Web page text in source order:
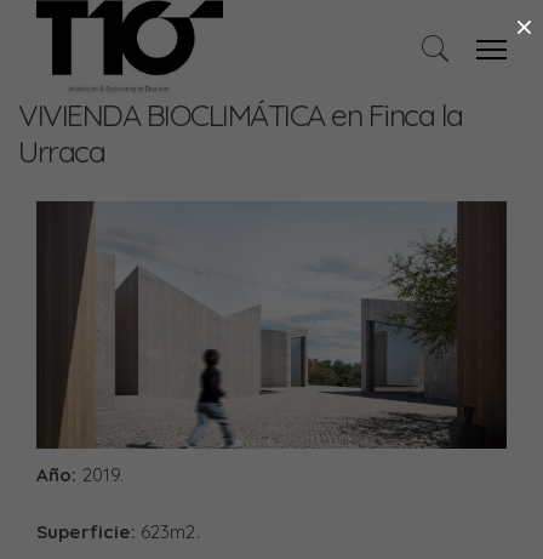
VIVIENDA BIOCLIMÁTICA en Finca la
Urraca
Año: 2019.
Superficie: 623m2.
×